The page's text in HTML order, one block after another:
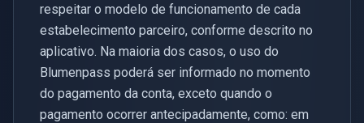
respeitar o modelo de funcionamento de cada
estabelecimento parceiro, conforme descrito no
aplicativo. Na maioria dos casos, o uso do
Blumenpass poderá ser informado no momento
do pagamento da conta, exceto quando o
pagamento ocorrer antecipadamente, como: em